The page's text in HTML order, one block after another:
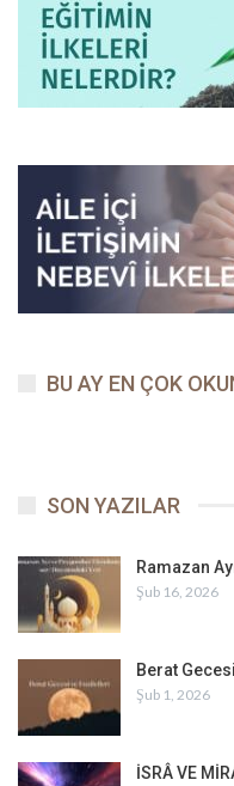
BU AY EN ÇOK
SON YAZILAR
Ramazan
Şub 16, 2026
Berat
Şub 1, 2026
İSRÂ VE